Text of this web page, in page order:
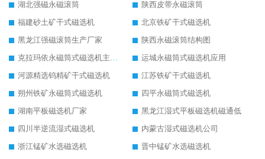
湖北强磁永磁滚筒
陕西皮带永磁滚筒
福建砂土矿干式磁选机
北京铁矿干式磁选机
黑龙江强磁滚筒生产厂家
陕西永磁滚筒结构图
克拉玛依永磁筒式磁选机主要技术参数
运城永磁筒式磁选机应用
河源精选钨精矿干式磁选机
江苏铁矿干式磁选机
朔州铁矿永磁筒式磁选机
四平永磁筒式磁选机
湖南平板磁选机厂家
黑龙江湿式平板磁选机磁通低
四川半逆流湿式磁选机
内蒙古湿式磁选机公司
浙江锰矿水选磁选机
晋中锰矿水选磁选机